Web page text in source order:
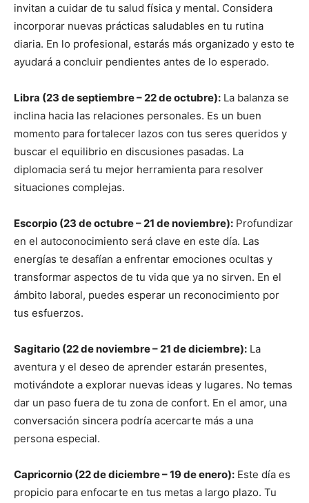
invitan a cuidar de tu salud física y mental. Considera
incorporar nuevas prácticas saludables en tu rutina
diaria. En lo profesional, estarás más organizado y esto te
ayudará a concluir pendientes antes de lo esperado.
Libra (23 de septiembre – 22 de octubre): La balanza se
inclina hacia las relaciones personales. Es un buen
momento para fortalecer lazos con tus seres queridos y
buscar el equilibrio en discusiones pasadas. La
diplomacia será tu mejor herramienta para resolver
situaciones complejas.
Escorpio (23 de octubre – 21 de noviembre): Profundizar
en el autoconocimiento será clave en este día. Las
energías te desafían a enfrentar emociones ocultas y
transformar aspectos de tu vida que ya no sirven. En el
ámbito laboral, puedes esperar un reconocimiento por
tus esfuerzos.
Sagitario (22 de noviembre – 21 de diciembre): La
aventura y el deseo de aprender estarán presentes,
motivándote a explorar nuevas ideas y lugares. No temas
dar un paso fuera de tu zona de confort. En el amor, una
conversación sincera podría acercarte más a una
persona especial.
Capricornio (22 de diciembre – 19 de enero): Este día es
propicio para enfocarte en tus metas a largo plazo. Tu